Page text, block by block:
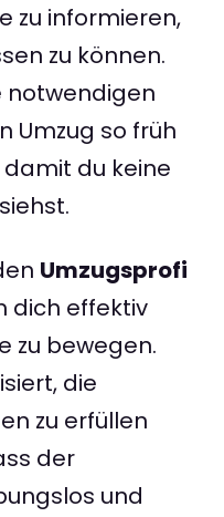
zu informieren,
zu können.
notwendigen
Umzug so früh
du keine
Umzugsprofi
dich effektiv
zu bewegen.
die
zu erfüllen
der
und